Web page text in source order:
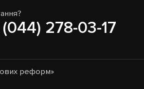
278-03-17
реформ»